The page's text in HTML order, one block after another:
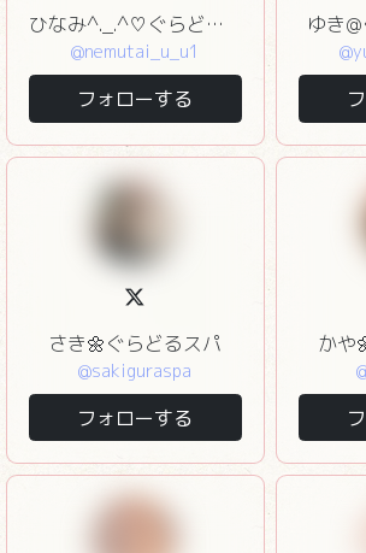
ひなみ^._.^♡ぐらどるスパ
@nemutai_u_u1
フォローする
ゆき
さき🌼ぐらどるスパ
@sakiguraspa
フォローする
かや